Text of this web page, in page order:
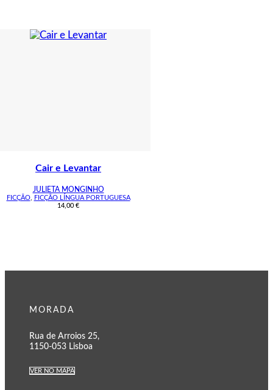
Cair e Levantar
JULIETA MONGINHO
FICÇÃO,
FICÇÃO LÍNGUA PORTUGUESA
14,00 €
MORADA
Rua de Arroios 25,
1150-053 Lisboa
VER NO MAPA